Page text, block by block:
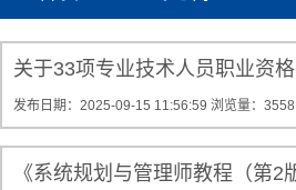
关于33项专业技术人员职业资
发布日期：2025-09-15 11:56:59 浏览量：3558
《系统规划与管理师教程（第